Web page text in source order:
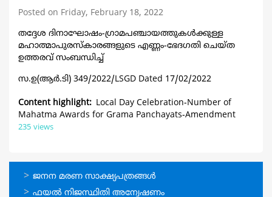
Posted on Friday, February 18, 2022
തദ്ദേശ ദിനാഘോഷം-ഗ്രാമപഞ്ചായത്തുകൾക്കുള്ള
മഹാത്മാപുരസ്കാരങ്ങളുടെ എണ്ണം-ഭേദഗതി ചെയ്ത
ഉത്തരവ് സംബന്ധിച്ച്
സ.ഉ(ആര്‍.ടി) 349/2022/LSGD Dated 17/02/2022
Content highlight
Local Day Celebration-Number of
Mahatma Awards for Grama Panchayats-Amendment
235 views
ഓണ്‍ലൈന്‍
സേവനങ്ങള്‍
ജനന മരണ സാക്ഷ്യപത്രങ്ങള്‍
ഫയല്‍ നിജസ്ഥിതി അന്വേഷണം